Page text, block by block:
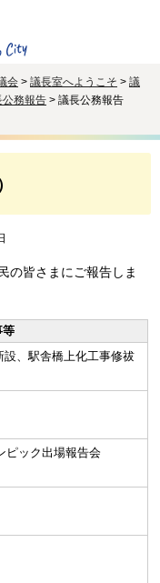
会 > 議長室へようこそ > 議
公務報告 > 議長公務報告
の皆さまにご報告しま
等
、駅舎橋上化工事修祓
ピック出場報告会